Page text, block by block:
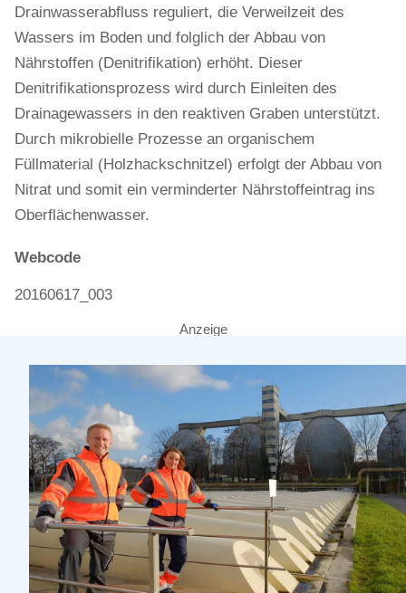
Drainwasserabfluss reguliert, die Verweilzeit des
Wassers im Boden und folglich der Abbau von
Nährstoffen (Denitrifikation) erhöht. Dieser
Denitrifikationsprozess wird durch Einleiten des
Drainagewassers in den reaktiven Graben unterstützt.
Durch mikrobielle Prozesse an organischem
Füllmaterial (Holzhackschnitzel) erfolgt der Abbau von
Nitrat und somit ein verminderter Nährstoffeintrag ins
Oberflächenwasser.
Webcode
20160617_003
Anzeige